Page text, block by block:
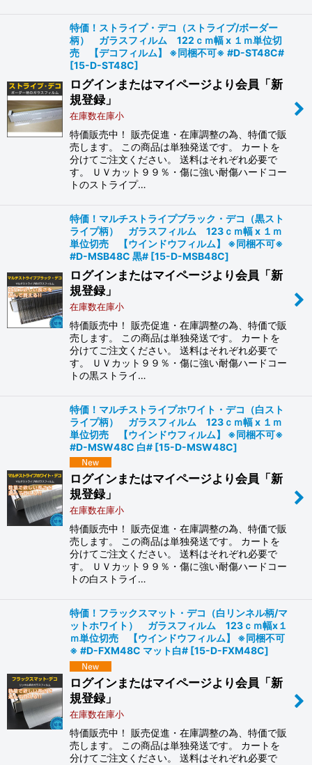
特価！ストライプ・デコ（ストライプ/ボーダー
柄） ガラスフィルム 122ｃｍ幅 x １ｍ単位切
売 【デコフィルム】 ※同梱不可※ #D-ST48C#
[15-D-ST48C]
ログインまたはマイページより会員「新
規登録」
在庫数在庫小
特価販売中！ 販売促進・在庫調整の為、特価で販
売します。 この商品は単独発送です。 カートを
分けてご注文ください。 送料はそれぞれ必要で
す。 ＵＶカット９９％・傷に強い耐傷ハードコー
トのストライプ…
特価！マルチストライプブラック・デコ（黒スト
ライプ柄） ガラスフィルム 123ｃｍ幅 x １ｍ
単位切売 【ウインドウフィルム】 ※同梱不可※
#D-MSB48C 黒# [15-D-MSB48C]
ログインまたはマイページより会員「新
規登録」
在庫数在庫小
特価販売中！ 販売促進・在庫調整の為、特価で販
売します。 この商品は単独発送です。 カートを
分けてご注文ください。 送料はそれぞれ必要で
す。 ＵＶカット９９％・傷に強い耐傷ハードコー
トの黒ストライ…
特価！マルチストライプホワイト・デコ（白スト
ライプ柄） ガラスフィルム 123ｃｍ幅 x １ｍ
単位切売 【ウインドウフィルム】 ※同梱不可※
#D-MSW48C 白# [15-D-MSW48C]
ログインまたはマイページより会員「新
規登録」
在庫数在庫小
特価販売中！ 販売促進・在庫調整の為、特価で販
売します。 この商品は単独発送です。 カートを
分けてご注文ください。 送料はそれぞれ必要で
す。 ＵＶカット９９％・傷に強い耐傷ハードコー
トの白ストライ…
特価！フラックスマット・デコ（白リンネル柄/マ
ットホワイト） ガラスフィルム 123ｃｍ幅x１
ｍ単位切売 【ウインドウフィルム】 ※同梱不可
※ #D-FXM48C マット白# [15-D-FXM48C]
ログインまたはマイページより会員「新
規登録」
在庫数在庫小
特価販売中！ 販売促進・在庫調整の為、特価で販
売します。 この商品は単独発送です。 カートを
分けてご注文ください。 送料はそれぞれ必要で